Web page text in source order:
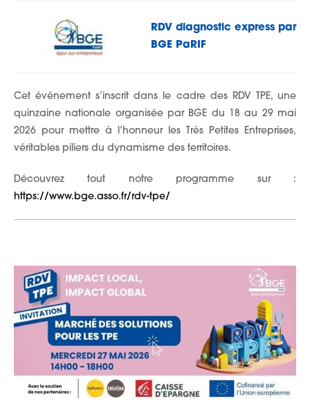
RDV diagnostic express par
BGE PaRIF
Cet événement s’inscrit dans le cadre des RDV TPE, une
quinzaine nationale organisée par BGE du 18 au 29 mai
2026 pour mettre à l’honneur les Très Petites Entreprises,
véritables piliers du dynamisme des territoires.
Découvrez tout notre programme sur :
https://www.bge.asso.fr/rdv-tpe/